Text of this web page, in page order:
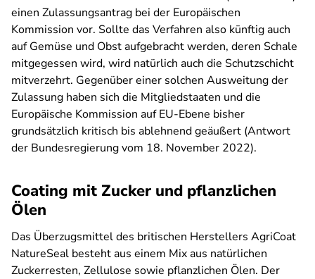
einen Zulassungsantrag bei der Europäischen
Kommission vor. Sollte das Verfahren also künftig auch
auf Gemüse und Obst aufgebracht werden, deren Schale
mitgegessen wird, wird natürlich auch die Schutzschicht
mitverzehrt. Gegenüber einer solchen Ausweitung der
Zulassung haben sich die Mitgliedstaaten und die
Europäische Kommission auf EU-Ebene bisher
grundsätzlich kritisch bis ablehnend geäußert (Antwort
der Bundesregierung vom 18. November 2022).
Coating mit Zucker und pflanzlichen
Ölen
Das Überzugsmittel des britischen Herstellers AgriCoat
NatureSeal besteht aus einem Mix aus natürlichen
Zuckerresten, Zellulose sowie pflanzlichen Ölen. Der